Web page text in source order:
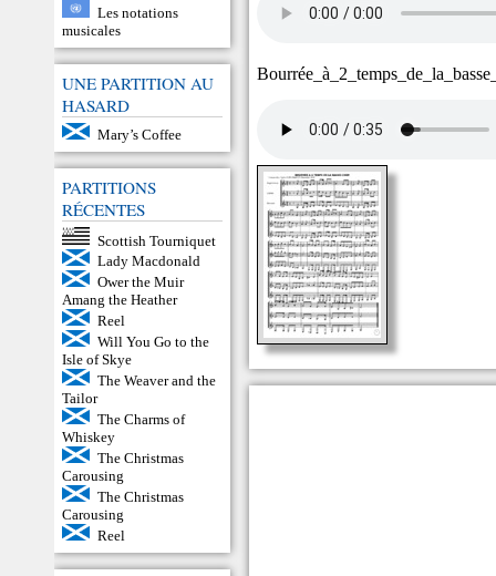
Les notations
musicales
UNE PARTITION AU
HASARD
Mary’s Coffee
PARTITIONS
RÉCENTES
Scottish Tourniquet
Lady Macdonald
Ower the Muir
Amang the Heather
Reel
Will You Go to the
Isle of Skye
The Weaver and the
Tailor
The Charms of
Whiskey
The Christmas
Carousing
The Christmas
Carousing
Reel